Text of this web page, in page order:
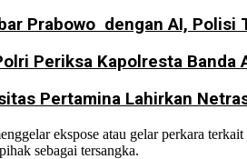
Prabowo dengan AI, Polisi
Periksa Kapolresta Banda
Pertamina Lahirkan
ekspose atau gelar perkara
sebagai tersangka.